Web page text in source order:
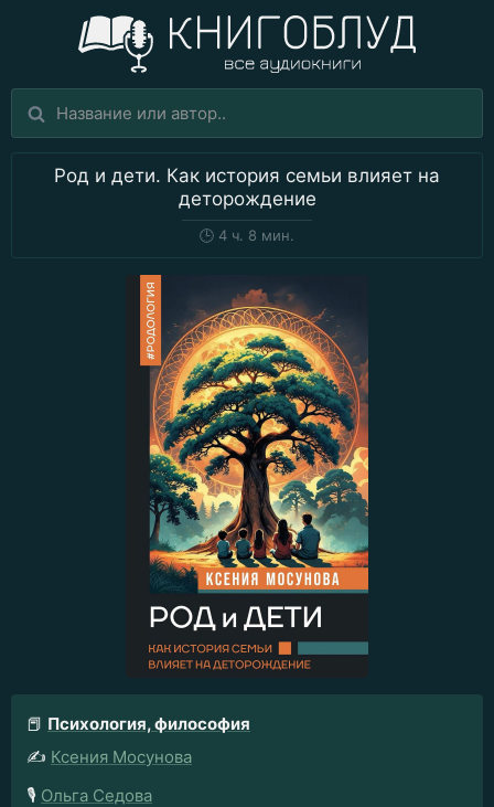
Род и дети. Как история семьи влияет на
деторождение
🕒 4 ч. 8 мин.
📕 Психология, философия
✍️ Ксения Мосунова
🎙️ Ольга Седова